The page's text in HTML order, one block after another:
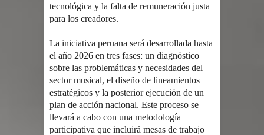
tecnológica y la falta de remuneración justa
para los creadores.
La iniciativa peruana será desarrollada hasta
el año 2026 en tres fases: un diagnóstico
sobre las problemáticas y necesidades del
sector musical, el diseño de lineamientos
estratégicos y la posterior ejecución de un
plan de acción nacional. Este proceso se
llevará a cabo con una metodología
participativa que incluirá mesas de trabajo